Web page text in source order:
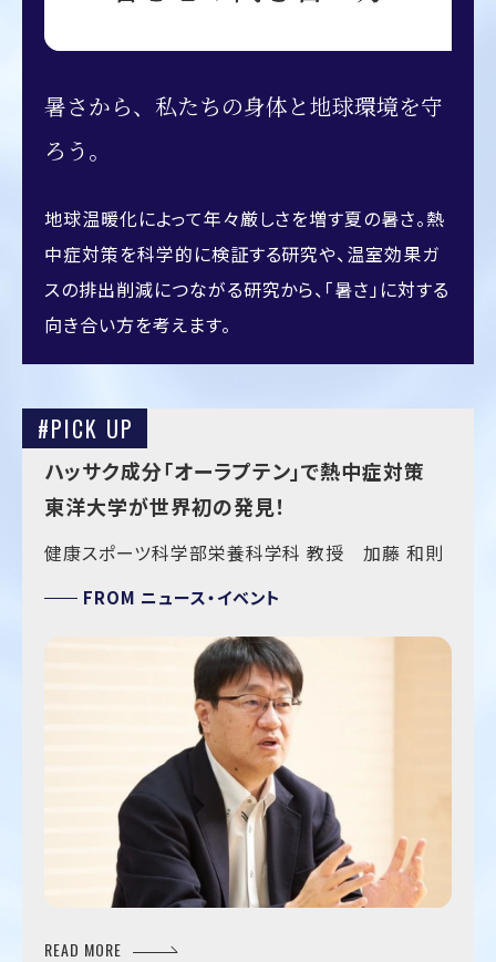
暑さから、私たちの身体と地球環境を守
ろう。
地球温暖化によって年々厳しさを増す夏の暑さ。熱
中症対策を科学的に検証する研究や、温室効果ガ
スの排出削減につながる研究から、「暑さ」に対する
向き合い方を考えます。
#PICK UP
ハッサク成分「オーラプテン」で熱中症対策
東洋大学が世界初の発見！
健康スポーツ科学部栄養科学科 教授 加藤 和則
FROM ニュース・イベント
READ MORE